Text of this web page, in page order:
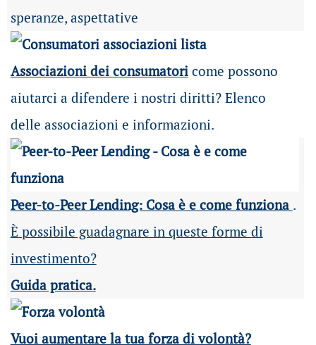
speranze, aspettative
Associazioni dei consumatoricome possono
aiutarci a difendere i nostri diritti? Elenco
delle associazioni e informazioni.
Peer-to-Peer Lending: Cosa è e come funziona .
È possibile guadagnare in queste forme di
investimento?
Guida pratica.
Vuoi aumentare la tua forza di volontà?